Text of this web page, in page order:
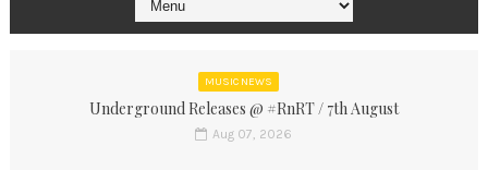
MUSIC NEWS
Underground Releases @ #RnRT / 7th August
Aug 07, 2026